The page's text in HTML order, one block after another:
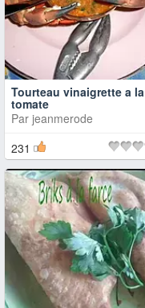
Tourteau vinaigrette a la
tomate
Par jeanmerode
231